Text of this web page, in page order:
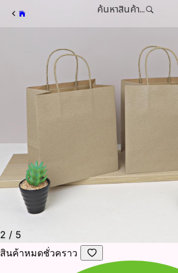
ค้นหาสินค้า...
2 / 5
สินค้าหมดชั่วคราว